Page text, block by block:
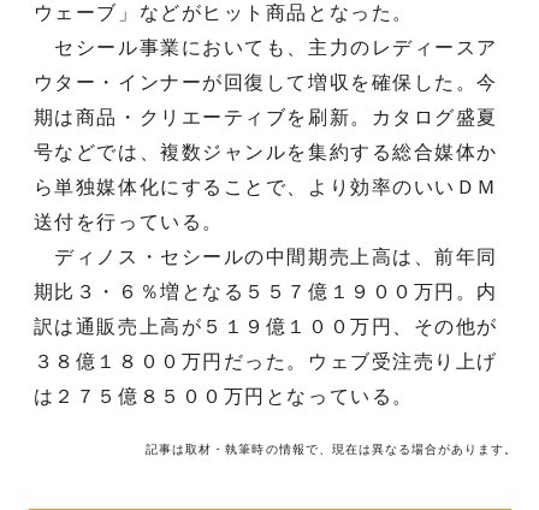
ウェーブ」などがヒット商品となった。
セシール事業においても、主力のレディースア
ウター・インナーが回復して増収を確保した。今
期は商品・クリエーティブを刷新。カタログ盛夏
号などでは、複数ジャンルを集約する総合媒体か
ら単独媒体化にすることで、より効率のいいＤＭ
送付を行っている。
ディノス・セシールの中間期売上高は、前年同
期比３・６％増となる５５７億１９００万円。内
訳は通販売上高が５１９億１００万円、その他が
３８億１８００万円だった。ウェブ受注売り上げ
は２７５億８５００万円となっている。
記事は取材・執筆時の情報で、現在は異なる場合があります。